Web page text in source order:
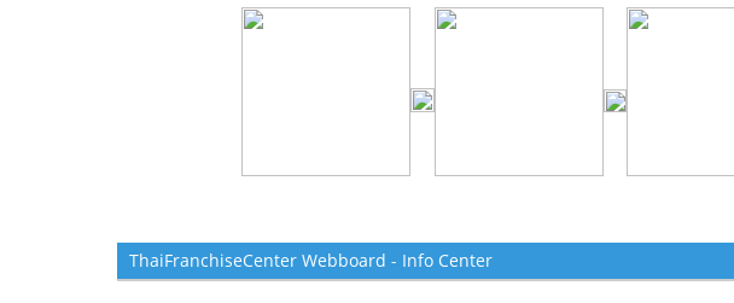
ThaiFranchiseCenter Webboard - Info Center